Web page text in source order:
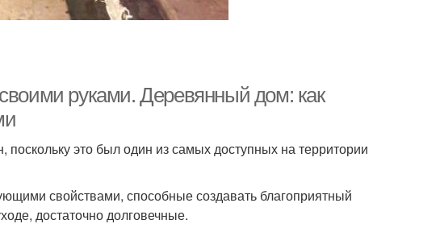
руками. Деревянный дом: как
это был один из самых доступных на территории
свойствами, способные создавать благоприятный
достаточно долговечные.